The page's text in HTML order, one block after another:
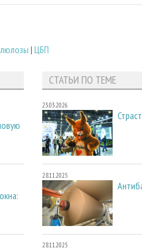
| ЦБП
СТАТЬИ ПО ТЕМЕ
23.03.2026
28.11.2025
28.11.2025